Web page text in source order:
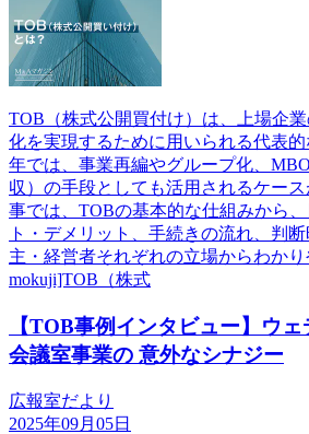
TOB（株式公開買付け）は、上場企
化を実現するために用いられる代表
年では、事業再編やグループ化、
収）の手段としても活用されるケー
事では、TOBの基本的な仕組みから
ト・デメリット、手続きの流れ、判
主・経営者それぞれの立場からわかり
mokuji]TOB（株式
【TOB事例インタビュー】ウ
会議室事業の 意外なシナジー
広報室だより
2025年09月05日